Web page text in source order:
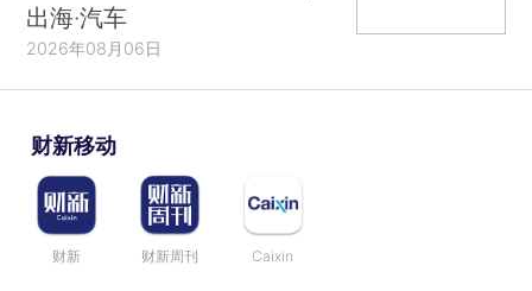
出海·汽车
2026年08月06日
财新移动
财新 财新周刊 Caixin